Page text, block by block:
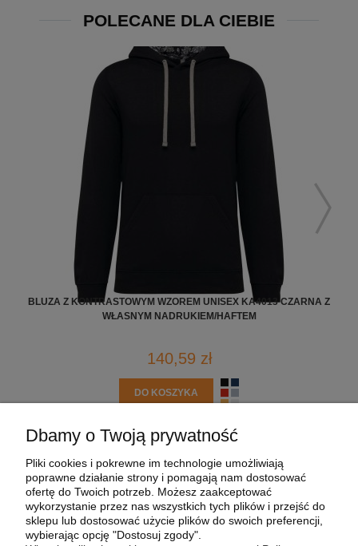
POLECANE DLA CIEBIE
BLUZA Z KONTRASTOWYM WZOREM UNISEX KA4013 CZARNA Z
WŁASNYM NADRUKIEM/HAFTEM
140,59 zł
DO KOSZYKA
MOJE KONTO
PŁATNOŚCI I DOSTAWA
Dbamy o Twoją prywatność
Pliki cookies i pokrewne im technologie umożliwiają
poprawne działanie strony i pomagają nam dostosować
ofertę do Twoich potrzeb. Możesz zaakceptować
wykorzystanie przez nas wszystkich tych plików i przejść do
sklepu lub dostosować użycie plików do swoich preferencji,
wybierając opcję "Dostosuj zgody".